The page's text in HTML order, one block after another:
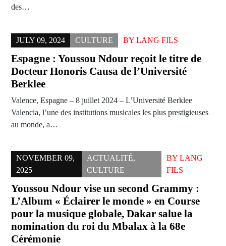
des…
JULY 09, 2024 CULTURE BY LANG FILS
Espagne : Youssou Ndour reçoit le titre de
Docteur Honoris Causa de l’Université
Berklee
Valence, Espagne – 8 juillet 2024 – L’Université Berklee
Valencia, l’une des institutions musicales les plus prestigieuses
au monde, a…
NOVEMBER 09,
2025
ACTUALITÉ,
CULTURE
BY LANG
FILS
Youssou Ndour vise un second Grammy :
L’Album « Éclairer le monde » en Course
pour la musique globale, Dakar salue la
nomination du roi du Mbalax à la 68e
Cérémonie